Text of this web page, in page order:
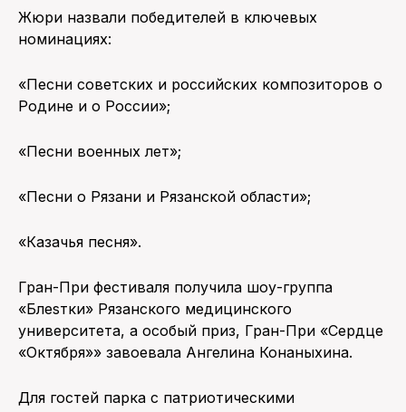
Жюри назвали победителей в ключевых
номинациях:
«Песни советских и российских композиторов о
Родине и о России»;
«Песни военных лет»;
«Песни о Рязани и Рязанской области»;
«Казачья песня».
Гран-При фестиваля получила шоу-группа
«Блеsтки» Рязанского медицинского
университета, а особый приз, Гран-При «Сердце
«Октября»» завоевала Ангелина Конаныхина.
Для гостей парка с патриотическими